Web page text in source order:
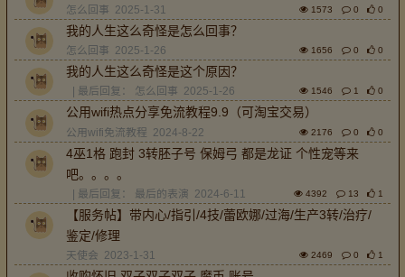
怎么回事 2025-1-31 1573 0 0
我的人生这么奇怪是怎么回事？
怎么回事 2025-1-26 1656 0 0
我的人生这么奇怪是这个原因？
| 最后回复： 怎么回事 2025-1-26 1546 1 0
公用wifi热点分享免流教程9.9（可淘宝交易）
公用wifi免流教程 2024-8-22 2176 0 0
4巫1格 跑封 3转胚子号 保姆弓 都是龙证 个性宠等来
吧。。。。
| 最后回复： 最后的表演 2024-6-11 4392 13 1
【服务帖】带内心/指引/4技/蕾欧娜/过海/生产3转/治疗/
鉴定/修理
天使会 2023-1-31 2469 0 1